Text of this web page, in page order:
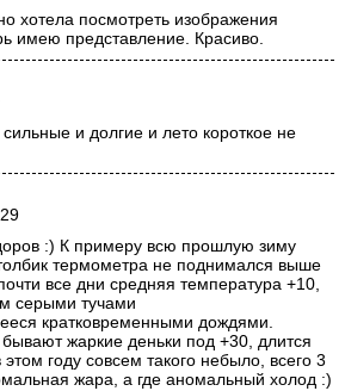
хотела посмотреть изображения
имею представление. Красиво.
и долгие и лето короткое не
:) К примеру всю прошлую зиму
термометра не поднимался выше
все дни средняя температура +10,
серыми тучами
кратковременными дождями.
жаркие деньки под +30, длится
году совсем такого небыло, всего 3
жара, а где аномальный холод :)